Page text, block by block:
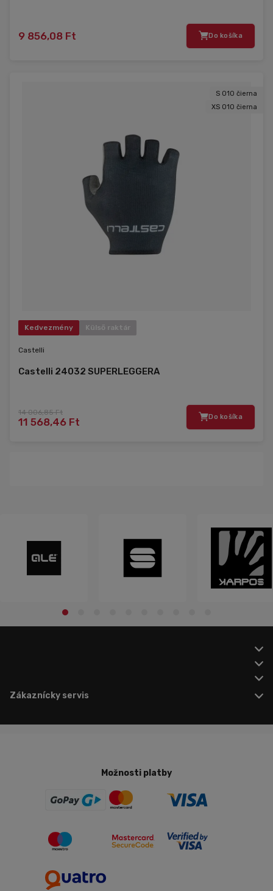
9 856,08 Ft Do košíka
S 010 čierna
XS 010 čierna
Kedvezmény Külső raktár
Castelli
Castelli 24032 SUPERLEGGERA
14 006,85 Ft
11 568,46 Ft Do košíka
Zákaznícky servis
Možnosti platby